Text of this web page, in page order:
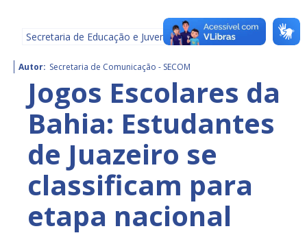
Secretaria de Educação e Juventude - SEDUC
Autor: Secretaria de Comunicação - SECOM
Jogos Escolares da
Bahia: Estudantes
de Juazeiro se
classificam para
etapa nacional